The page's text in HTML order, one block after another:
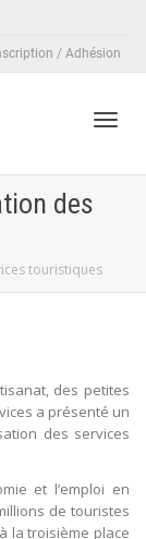
/ Adhésion
des
touristiques
des petites
a présenté un
des services
et l’emploi en
de touristes
la troisième place